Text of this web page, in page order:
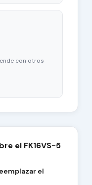
con otros
el FK16VS-5
el